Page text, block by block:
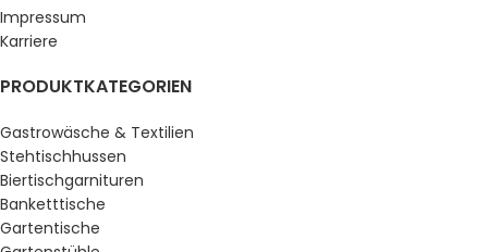
Impressum
Karriere
PRODUKTKATEGORIEN
Gastrowäsche & Textilien
Stehtischhussen
Biertischgarnituren
Banketttische
Gartentische